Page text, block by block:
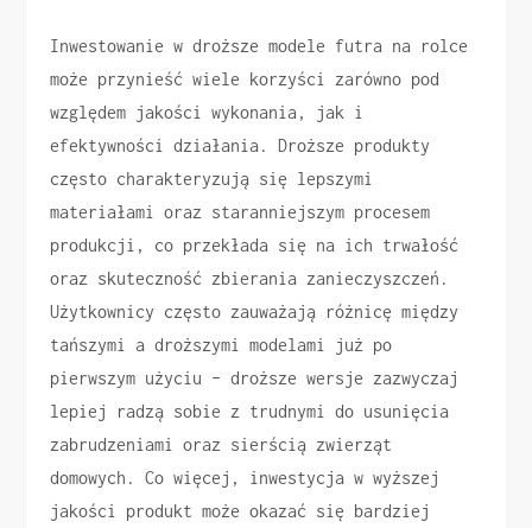
Inwestowanie w droższe modele futra na rolce
może przynieść wiele korzyści zarówno pod
względem jakości wykonania, jak i
efektywności działania. Droższe produkty
często charakteryzują się lepszymi
materiałami oraz staranniejszym procesem
produkcji, co przekłada się na ich trwałość
oraz skuteczność zbierania zanieczyszczeń.
Użytkownicy często zauważają różnicę między
tańszymi a droższymi modelami już po
pierwszym użyciu – droższe wersje zazwyczaj
lepiej radzą sobie z trudnymi do usunięcia
zabrudzeniami oraz sierścią zwierząt
domowych. Co więcej, inwestycja w wyższej
jakości produkt może okazać się bardziej